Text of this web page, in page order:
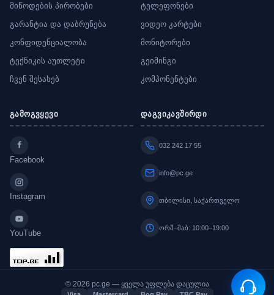
მიწოდების პირობები
გარანტია და დაბრუნება
კონფიდენციალობა
ტექნიკის აუთლეტი
ჩვენ შესახებ
ტელეფონები
ვიდეო კარტები
მონიტორები
გეიმინგი
კომპონენტები
გამოგვყევი
Facebook
Instagram
YouTube
დაგვიკავშირდი
032 242 17 55
info@pc.ge
თბილისი, საქართველო
ორშ–შაბ: 10:00–19:00
© 2026 pc.ge — ყველა უფლება დაცულია